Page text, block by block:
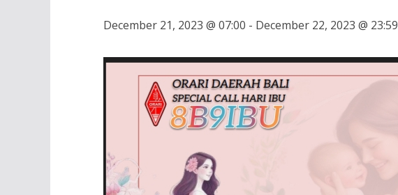
December 21, 2023 @ 07:00 - December 22, 2023 @ 23:59